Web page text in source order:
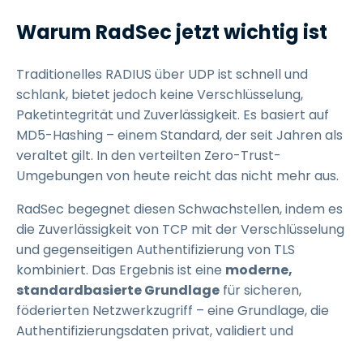
Warum RadSec jetzt wichtig ist
Traditionelles RADIUS über UDP ist schnell und
schlank, bietet jedoch keine Verschlüsselung,
Paketintegrität und Zuverlässigkeit. Es basiert auf
MD5-Hashing – einem Standard, der seit Jahren als
veraltet gilt. In den verteilten Zero-Trust-
Umgebungen von heute reicht das nicht mehr aus.
RadSec begegnet diesen Schwachstellen, indem es
die Zuverlässigkeit von TCP mit der Verschlüsselung
und gegenseitigen Authentifizierung von TLS
kombiniert. Das Ergebnis ist eine moderne,
standardbasierte Grundlage für sicheren,
föderierten Netzwerkzugriff – eine Grundlage, die
Authentifizierungsdaten privat, validiert und